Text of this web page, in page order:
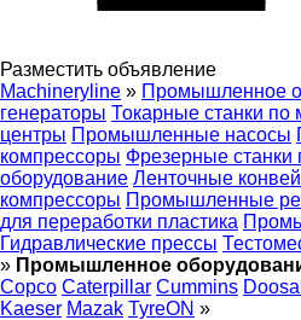
Разместить объявление
Machineryline » Промышленное
генераторы Токарные станки по
центры Промышленные насосы
компрессоры Фрезерные станки
оборудование Ленточные
компрессоры Промышленные
для переработки пластика
Гидравлические прессы
» Промышленное
Copco Caterpillar Cummins
Kaeser Mazak TyreON »